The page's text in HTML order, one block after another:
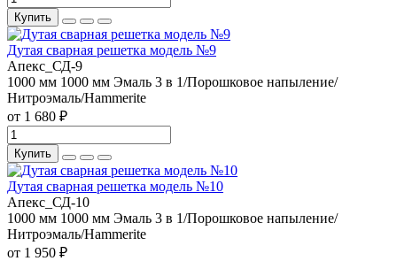
Купить
Дутая сварная решетка модель №9
Апекс_СД-9
1000 мм 1000 мм Эмаль 3 в 1/Порошковое напыление/
Нитроэмаль/Hammerite
от 1 680 ₽
Купить
Дутая сварная решетка модель №10
Апекс_СД-10
1000 мм 1000 мм Эмаль 3 в 1/Порошковое напыление/
Нитроэмаль/Hammerite
от 1 950 ₽